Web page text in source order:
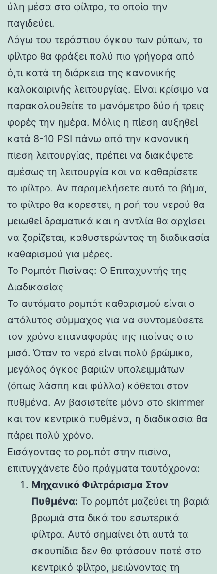
ύλη μέσα στο φίλτρο, το οποίο την
παγιδεύει.
Λόγω του τεράστιου όγκου των ρύπων, το
φίλτρο θα φράξει πολύ πιο γρήγορα από
ό,τι κατά τη διάρκεια της κανονικής
καλοκαιρινής λειτουργίας. Είναι κρίσιμο να
παρακολουθείτε το μανόμετρο δύο ή τρεις
φορές την ημέρα. Μόλις η πίεση αυξηθεί
κατά 8-10 PSI πάνω από την κανονική
πίεση λειτουργίας, πρέπει να διακόψετε
αμέσως τη λειτουργία και να καθαρίσετε
το φίλτρο. Αν παραμελήσετε αυτό το βήμα,
το φίλτρο θα κορεστεί, η ροή του νερού θα
μειωθεί δραματικά και η αντλία θα αρχίσει
να ζορίζεται, καθυστερώντας τη διαδικασία
καθαρισμού για μέρες.
Το Ρομπότ Πισίνας: Ο Επιταχυντής της
Διαδικασίας
Το αυτόματο ρομπότ καθαρισμού είναι ο
απόλυτος σύμμαχος για να συντομεύσετε
τον χρόνο επαναφοράς της πισίνας στο
μισό. Όταν το νερό είναι πολύ βρώμικο,
μεγάλος όγκος βαριών υπολειμμάτων
(όπως λάσπη και φύλλα) κάθεται στον
πυθμένα. Αν βασιστείτε μόνο στο skimmer
και τον κεντρικό πυθμένα, η διαδικασία θα
πάρει πολύ χρόνο.
Εισάγοντας το ρομπότ στην πισίνα,
επιτυγχάνετε δύο πράγματα ταυτόχρονα:
Μηχανικό Φιλτράρισμα Στον
Πυθμένα: Το ρομπότ μαζεύει τη βαριά
βρωμιά στα δικά του εσωτερικά
φίλτρα. Αυτό σημαίνει ότι αυτά τα
σκουπίδια δεν θα φτάσουν ποτέ στο
κεντρικό φίλτρο, μειώνοντας τη